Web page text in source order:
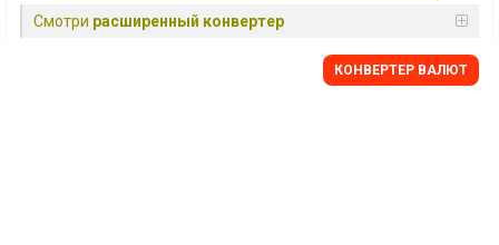
Смотри расширенный конвертер
КОНВЕРТЕР ВАЛЮТ